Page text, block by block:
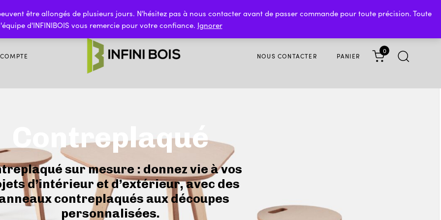
être allongés de plusieurs jours. N'hésitez pas à nous contacter avant de passer commande pour toute précision. Toute
d'INFINIBOIS vous remercie pour votre confiance. Ignorer
Frais de port offerts à partir de 350€ d'achat Suivez nous sur Facebook
NOUS CONTACTER PANIER
0
Contreplaqué
sur mesure : donnez vie à vos
d’intérieur et d’extérieur, avec des
contreplaqués aux découpes
personnalisées.